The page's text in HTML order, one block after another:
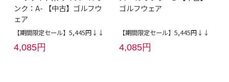
ンク：A- 【中古】ゴルフウ
ェア
【期間限定セール】5,445円↓↓
4,085円
ゴルフウェア
【期間限定セール】5,445円↓↓
4,085円